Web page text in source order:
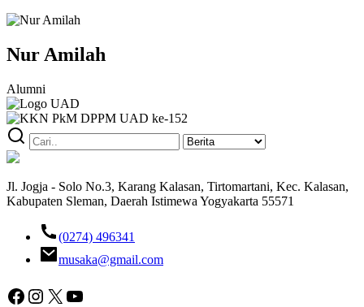
Nur Amilah
Alumni
Jl. Jogja - Solo No.3, Karang Kalasan, Tirtomartani, Kec. Kalasan,
Kabupaten Sleman, Daerah Istimewa Yogyakarta 55571
(0274) 496341
musaka@gmail.com
Facebook
Instagram
X YouTube